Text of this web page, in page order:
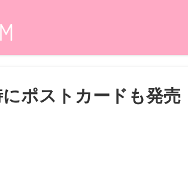
ポストカードも発売